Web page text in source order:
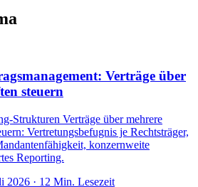
Verträge über
steuern
Strukturen Verträge über mehrere
Vertretungsbefugnis je Rechtsträger,
konzernweite
Reporting.
2026 · 12 Min. Lesezeit